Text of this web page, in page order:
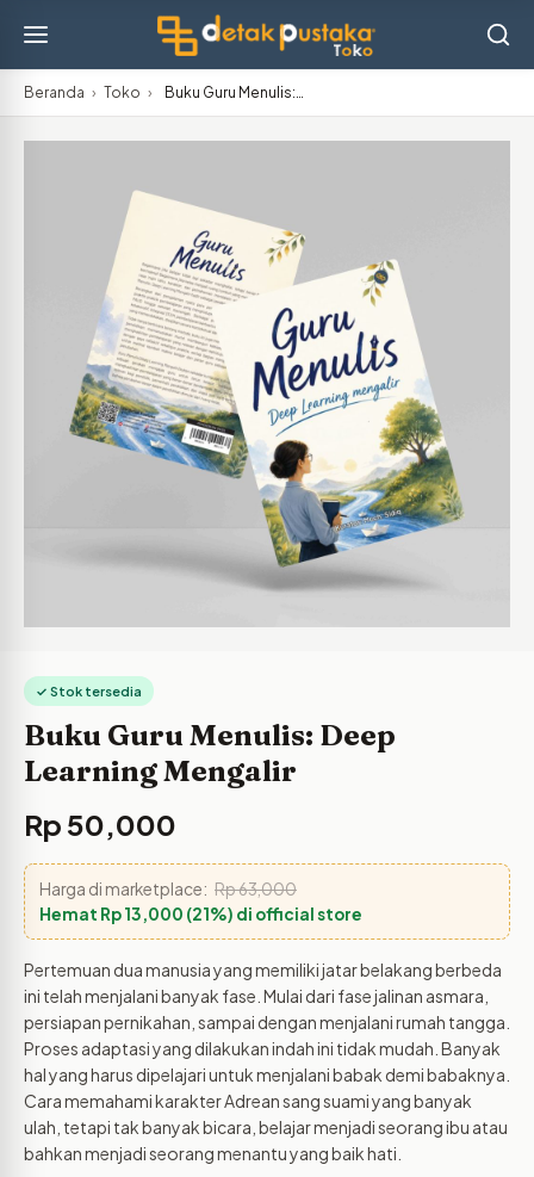
Beranda › Toko › Buku Guru Menulis:…
✓ Stok tersedia
Buku Guru Menulis: Deep
Learning Mengalir
Rp 50,000
Harga di marketplace: Rp63,000
Hemat Rp13,000 (21%) di official store
Pertemuan dua manusia yang memiliki jatar belakang berbeda
ini telah menjalani banyak fase. Mulai dari fase jalinan asmara,
persiapan pernikahan, sampai dengan menjalani rumah tangga.
Proses adaptasi yang dilakukan indah ini tidak mudah. Banyak
hal yang harus dipelajari untuk menjalani babak demi babaknya.
Cara memahami karakter Adrean sang suami yang banyak
ulah, tetapi tak banyak bicara, belajar menjadi seorang ibu atau
bahkan menjadi seorang menantu yang baik hati.